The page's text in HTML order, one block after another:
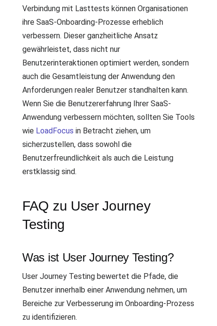
Verbindung mit Lasttests können Organisationen
ihre SaaS-Onboarding-Prozesse erheblich
verbessern. Dieser ganzheitliche Ansatz
gewährleistet, dass nicht nur
Benutzerinteraktionen optimiert werden, sondern
auch die Gesamtleistung der Anwendung den
Anforderungen realer Benutzer standhalten kann.
Wenn Sie die Benutzererfahrung Ihrer SaaS-
Anwendung verbessern möchten, sollten Sie Tools
wie LoadFocus in Betracht ziehen, um
sicherzustellen, dass sowohl die
Benutzerfreundlichkeit als auch die Leistung
erstklassig sind.
FAQ zu User Journey
Testing
Was ist User Journey Testing?
User Journey Testing bewertet die Pfade, die
Benutzer innerhalb einer Anwendung nehmen, um
Bereiche zur Verbesserung im Onboarding-Prozess
zu identifizieren.